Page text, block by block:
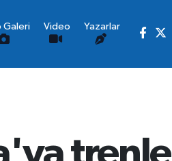
Galeri Video Yazarlar